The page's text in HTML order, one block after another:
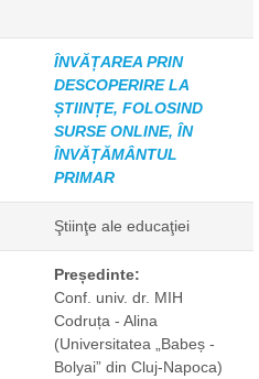
ÎNVĂȚAREA PRIN
DESCOPERIRE LA
ȘTIINȚE, FOLOSIND
SURSE ONLINE, ÎN
ÎNVĂȚĂMÂNTUL
PRIMAR
Ştiinţe ale educaţiei
Președinte:
Conf. univ. dr. MIH
Codruța - Alina
(Universitatea „Babeș -
Bolyai” din Cluj-Napoca)